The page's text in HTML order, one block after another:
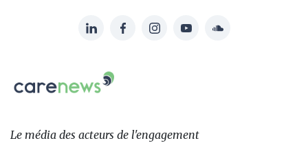
sur:
LinkedInFacebookInstagramYouTubeSoundcloud
Carenews,
Le
des
Le média des acteurs de l'engagement